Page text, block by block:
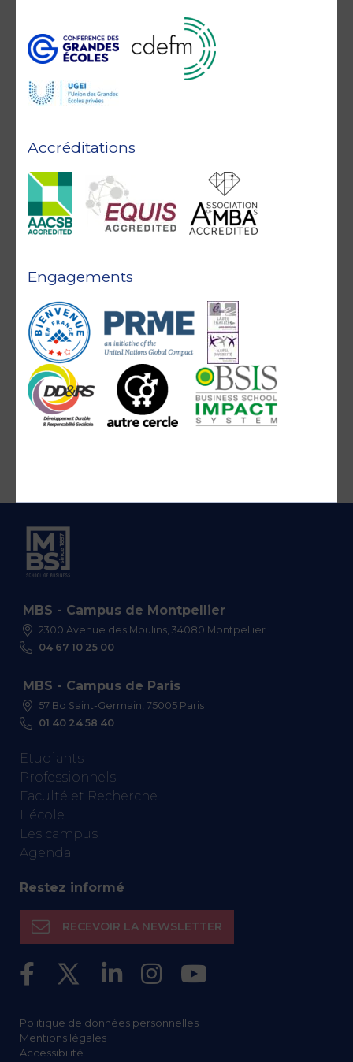
Accréditations
Engagements
MBS - Campus de Montpellier
2300 Avenue des Moulins, 34080 Montpellier
04 67 10 25 00
MBS - Campus de Paris
57 Bd Saint-Germain, 75005 Paris
01 40 24 58 40
Etudiants
Professionnels
Faculté et Recherche
L’école
Les campus
Agenda
Restez informé
RECEVOIR LA NEWSLETTER
Politique de données personnelles
Mentions légales
Accessibilité